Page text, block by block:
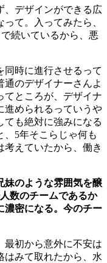
、デザインができる広
て。入ってみたら、
続いているから、悪
同時に進行させるって
通のデザイナーさんよ
てところが、デザイナ
進められるっていうや
ても絶対に強みになる
5年そこらじゃ何も
考えていたから、働き
妹のような雰囲気を醸
数のチームであるか
濃密になる。今のチー
最初から意外に不安は
はみて取れたから、水